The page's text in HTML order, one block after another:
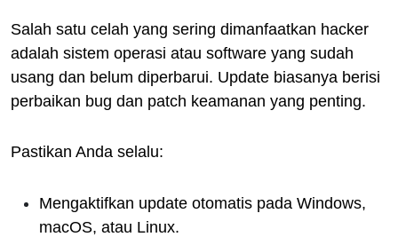
Salah satu celah yang sering dimanfaatkan hacker
adalah sistem operasi atau software yang sudah
usang dan belum diperbarui. Update biasanya berisi
perbaikan bug dan patch keamanan yang penting.
Pastikan Anda selalu:
Mengaktifkan update otomatis pada Windows,
macOS, atau Linux.